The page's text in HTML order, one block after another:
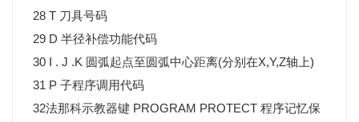
28 T 刀具号码
29 D 半径补偿功能代码
30 I . J .K 圆弧起点至圆弧中心距离(分别在X,Y,Z轴上)
31 P 子程序调用代码
32法那科示教器键 PROGRAM PROTECT 程序记忆保